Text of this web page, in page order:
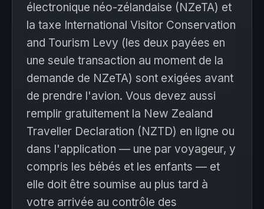
électronique néo-zélandaise (NZeTA) et
la taxe International Visitor Conservation
and Tourism Levy (les deux payées en
une seule transaction au moment de la
demande de NZeTA) sont exigées avant
de prendre l'avion. Vous devez aussi
remplir gratuitement la New Zealand
Traveller Declaration (NZTD) en ligne ou
dans l'application — une par voyageur, y
compris les bébés et les enfants — et
elle doit être soumise au plus tard à
votre arrivée au contrôle des